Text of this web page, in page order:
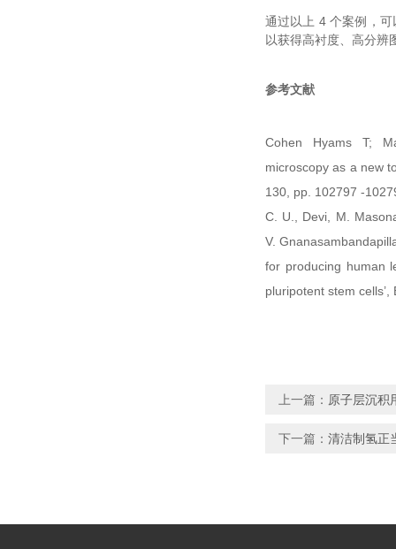
通过以上 4 个案例
以获得高衬度、高分辨
参考文献
Cohen Hyams T;
microscopy as a new
130, pp. 102797 -
C. U., Devi, M.
V.
for producing human
pluripotent stem
上一篇： 原子层沉积
下一篇： 清洁制氢正